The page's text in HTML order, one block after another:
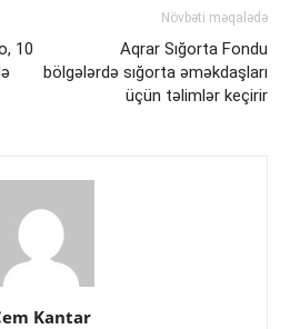
10
Növbəti məqalədə
Aqrar Sığorta Fondu
bölgələrdə sığorta əməkdaşları
üçün təlimlər keçirir
Kantar